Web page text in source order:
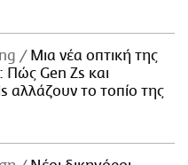
Μια νέα οπτική της
Πώς Gen Zs και
αλλάζουν το τοπίο της